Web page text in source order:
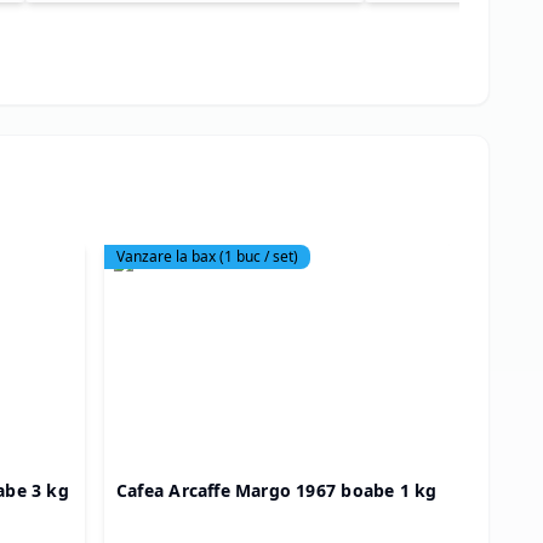
3 kg
Vanzare la bax(1 buc / set)
Cafea Arcaffe Margo 1967 boabe 1 kg